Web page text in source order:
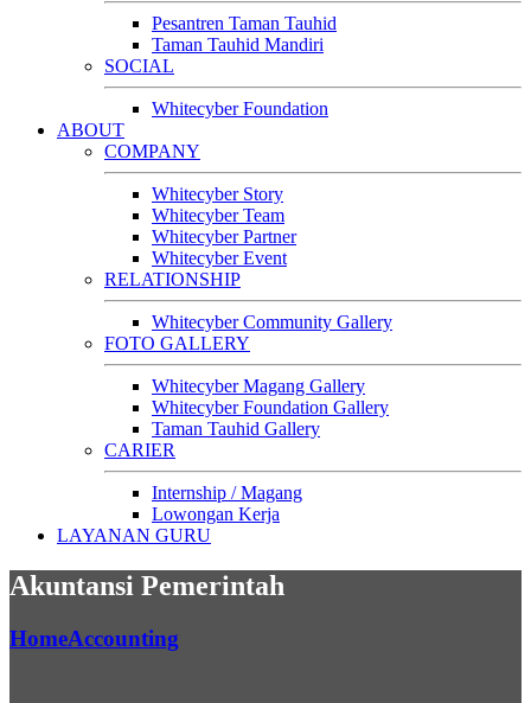
Pesantren Taman Tauhid
Taman Tauhid Mandiri
SOCIAL
Whitecyber Foundation
ABOUT
COMPANY
Whitecyber Story
Whitecyber Team
Whitecyber Partner
Whitecyber Event
RELATIONSHIP
Whitecyber Community Gallery
FOTO GALLERY
Whitecyber Magang Gallery
Whitecyber Foundation Gallery
Taman Tauhid Gallery
CARIER
Internship / Magang
Lowongan Kerja
LAYANAN GURU
Akuntansi Pemerintah
HomeAccounting